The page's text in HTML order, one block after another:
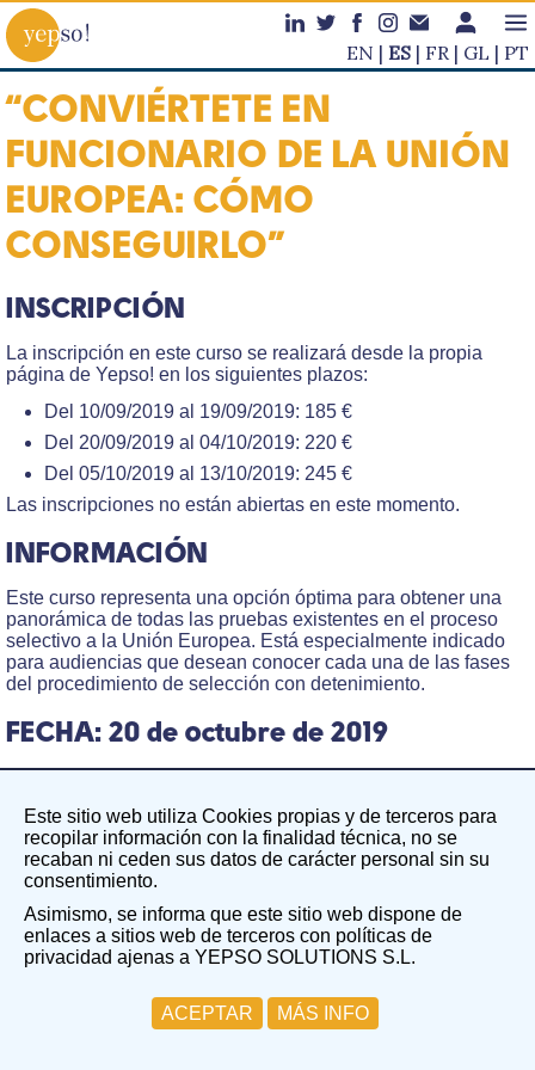
EN ES FR GL PT
“CONVIÉRTETE EN
FUNCIONARIO DE LA UNIÓN
EUROPEA: CÓMO
CONSEGUIRLO”
INSCRIPCIÓN
La inscripción en este curso se realizará desde la propia
página de Yepso! en los siguientes plazos:
Del 10/09/2019 al 19/09/2019: 185 €
Del 20/09/2019 al 04/10/2019: 220 €
Del 05/10/2019 al 13/10/2019: 245 €
Las inscripciones no están abiertas en este momento.
INFORMACIÓN
Este curso representa una opción óptima para obtener una
panorámica de todas las pruebas existentes en el proceso
selectivo a la Unión Europea. Está especialmente indicado
para audiencias que desean conocer cada una de las fases
del procedimiento de selección con detenimiento.
FECHA: 20 de octubre de 2019
Comienzo: 10.00h.
Fin: 19.00h.
LUGAR:
CRAI- Biblioteca (Centro de Recursos para el Aprendizaje y
la Investigación)
Edificio "Cisneros". Plaza de S. Diego s/n.
28801 Alcalá de Henares (Madrid)
DESTINATARIOS:
Este sitio web utiliza Cookies propias y de terceros para
recopilar información con la finalidad técnica, no se
recaban ni ceden sus datos de carácter personal sin su
consentimiento.
Asimismo, se informa que este sitio web dispone de
enlaces a sitios web de terceros con políticas de
privacidad ajenas a YEPSO SOLUTIONS S.L.
ACEPTAR MÁS INFO